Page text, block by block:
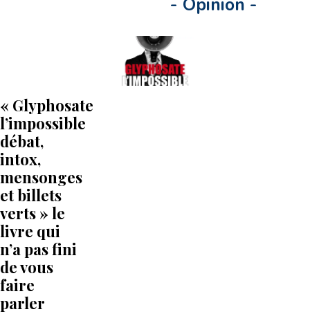
- Opinion -
« Glyphosate
l’impossible
débat,
intox,
mensonges
et billets
verts » le
livre qui
n’a pas fini
de vous
faire
parler